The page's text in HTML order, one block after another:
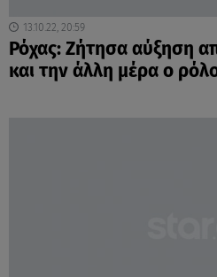
13.10.22, 20:59
Ρόχας: Ζήτησα αύξηση
και την άλλη μέρα ο